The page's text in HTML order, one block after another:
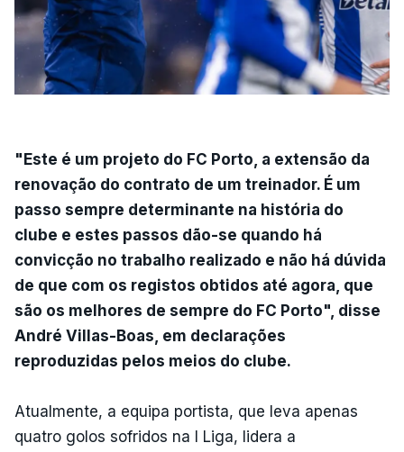
"Este é um projeto do FC Porto, a extensão da
renovação do contrato de um treinador. É um
passo sempre determinante na história do
clube e estes passos dão-se quando há
convicção no trabalho realizado e não há dúvida
de que com os registos obtidos até agora, que
são os melhores de sempre do FC Porto", disse
André Villas-Boas, em declarações
reproduzidas pelos meios do clube.
Atualmente, a equipa portista, que leva apenas
quatro golos sofridos na I Liga, lidera a